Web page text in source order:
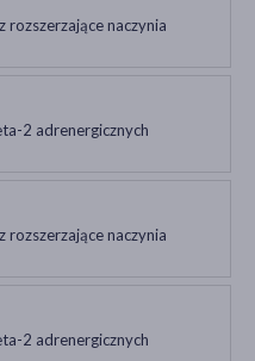
naczynia
2 adrenergicznych
naczynia
2 adrenergicznych